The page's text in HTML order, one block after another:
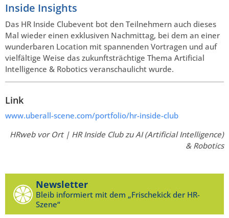
Inside Insights
Das HR Inside Clubevent bot den Teilnehmern auch dieses
Mal wieder einen exklusiven Nachmittag, bei dem an einer
wunderbaren Location mit spannenden Vortragen und auf
vielfältige Weise das zukunftsträchtige Thema Artificial
Intelligence & Robotics veranschaulicht wurde.
Link
www.uberall-scene.com/portfolio/hr-inside-club
HRweb vor Ort | HR Inside Club zu AI (Artificial Intelligence)
& Robotics
Newsletter
Bleib informiert mit dem „Frischekick der HR-
Szene“